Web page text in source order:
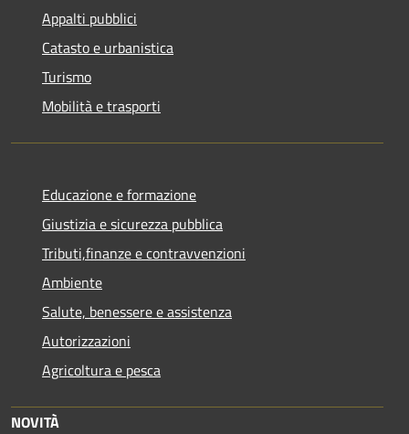
Appalti pubblici
Catasto e urbanistica
Turismo
Mobilità e trasporti
Educazione e formazione
Giustizia e sicurezza pubblica
Tributi,finanze e contravvenzioni
Ambiente
Salute, benessere e assistenza
Autorizzazioni
Agricoltura e pesca
NOVITÀ